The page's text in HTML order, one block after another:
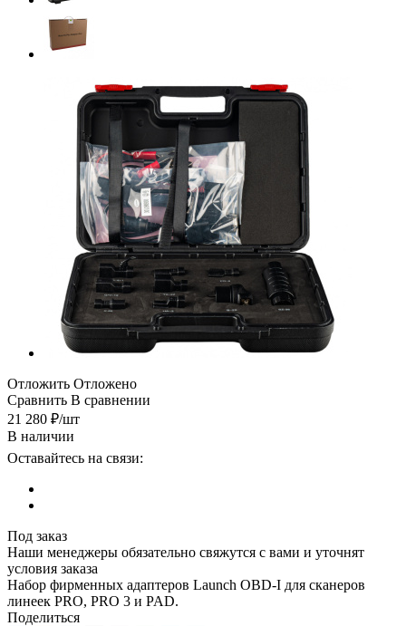
Отложить Отложено
Сравнить В сравнении
21 280 ₽/шт
В наличии
Оставайтесь на связи:
Под заказ
Наши менеджеры обязательно свяжутся с вами и уточнят
условия заказа
Набор фирменных адаптеров Launch OBD-I для сканеров
линеек PRO, PRO 3 и PAD.
Поделиться